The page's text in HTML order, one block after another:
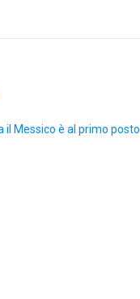
il Messico è al primo posto